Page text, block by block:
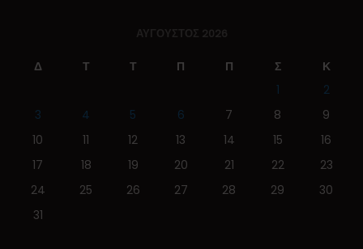
ΑΎΓΟΥΣΤΟΣ 2026
Δ Τ Τ Π Π Σ
Κ
1
2
3
4 5 6 7 8
9
10
11 12 13 14 15
16
17
18 19 20 21 22
23
24
25 26 27 28 29
30
31